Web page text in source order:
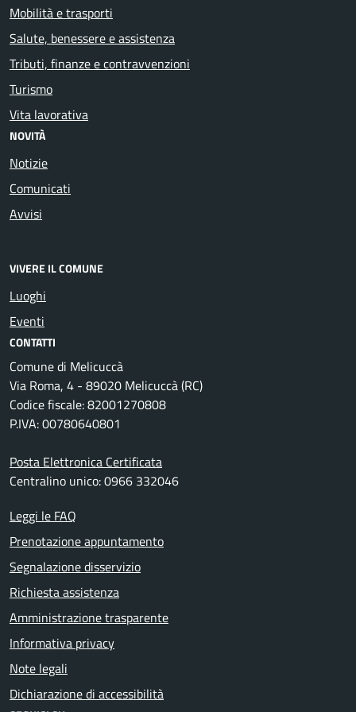
Mobilità e trasporti
Salute, benessere e assistenza
Tributi, finanze e contravvenzioni
Turismo
Vita lavorativa
NOVITÀ
Notizie
Comunicati
Avvisi
VIVERE IL COMUNE
Luoghi
Eventi
CONTATTI
Comune di Melicuccà
Via Roma, 4 - 89020 Melicuccà (RC)
Codice fiscale: 82001270808
P.IVA: 00780640801
Posta Elettronica Certificata
Centralino unico: 0966 332046
Leggi le FAQ
Prenotazione appuntamento
Segnalazione disservizio
Richiesta assistenza
Amministrazione trasparente
Informativa privacy
Note legali
Dichiarazione di accessibilità